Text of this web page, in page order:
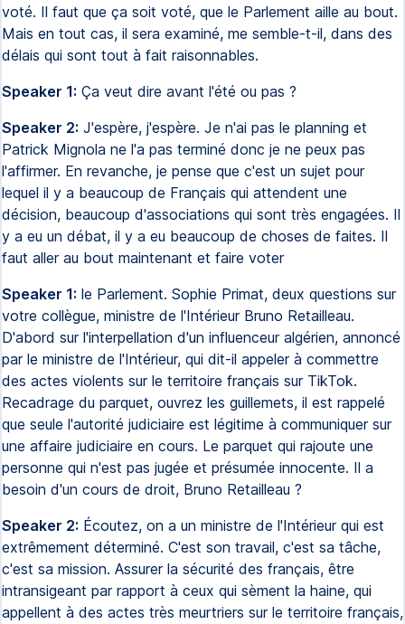
voté. Il faut que ça soit voté, que le Parlement aille au bout.
Mais en tout cas, il sera examiné, me semble-t-il, dans des
délais qui sont tout à fait raisonnables.
Speaker 1: Ça veut dire avant l'été ou pas ?
Speaker 2: J'espère, j'espère. Je n'ai pas le planning et
Patrick Mignola ne l'a pas terminé donc je ne peux pas
l'affirmer. En revanche, je pense que c'est un sujet pour
lequel il y a beaucoup de Français qui attendent une
décision, beaucoup d'associations qui sont très engagées. Il
y a eu un débat, il y a eu beaucoup de choses de faites. Il
faut aller au bout maintenant et faire voter
Speaker 1: le Parlement. Sophie Primat, deux questions sur
votre collègue, ministre de l'Intérieur Bruno Retailleau.
D'abord sur l'interpellation d'un influenceur algérien, annoncé
par le ministre de l'Intérieur, qui dit-il appeler à commettre
des actes violents sur le territoire français sur TikTok.
Recadrage du parquet, ouvrez les guillemets, il est rappelé
que seule l'autorité judiciaire est légitime à communiquer sur
une affaire judiciaire en cours. Le parquet qui rajoute une
personne qui n'est pas jugée et présumée innocente. Il a
besoin d'un cours de droit, Bruno Retailleau ?
Speaker 2: Écoutez, on a un ministre de l'Intérieur qui est
extrêmement déterminé. C'est son travail, c'est sa tâche,
c'est sa mission. Assurer la sécurité des français, être
intransigeant par rapport à ceux qui sèment la haine, qui
appellent à des actes très meurtriers sur le territoire français,